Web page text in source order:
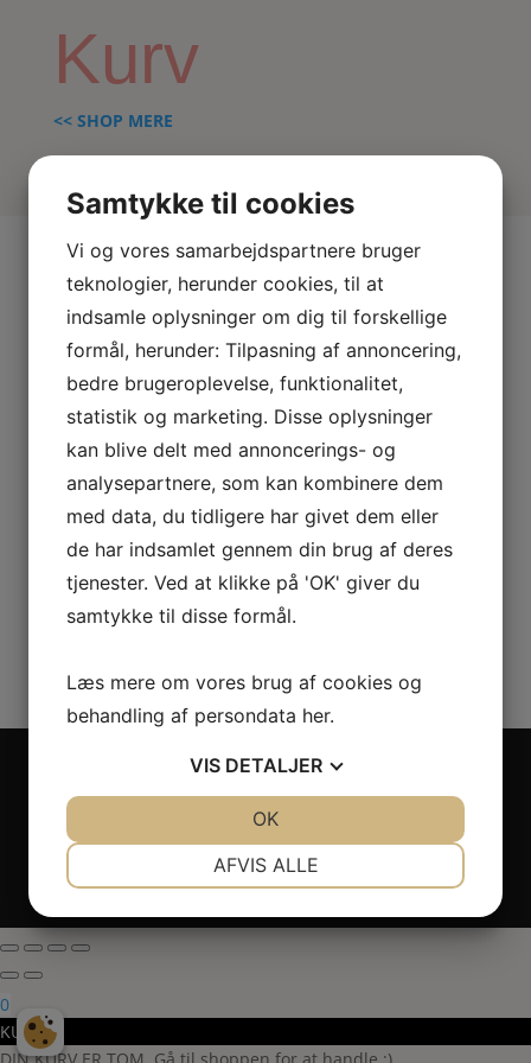
Kurv
<< SHOP MERE
Kurv
Din kurv er tom.
Tilbage til shoppen
Copyright 2024 - All rights reserved RoseLines
billedemateriale.
Betaling - Levering - Garanti & reklamation -
Fortrydelsesret
cookie- og privatlivspolitik-GDPR – GPSR
0
KURV
Samtykke til cookies
Vi og vores samarbejdspartnere bruger
teknologier, herunder cookies, til at
indsamle oplysninger om dig til forskellige
formål, herunder: Tilpasning af annoncering,
bedre brugeroplevelse, funktionalitet,
statistik og marketing. Disse oplysninger
kan blive delt med annoncerings- og
analysepartnere, som kan kombinere dem
med data, du tidligere har givet dem eller
de har indsamlet gennem din brug af deres
tjenester. Ved at klikke på 'OK' giver du
samtykke til disse formål.
Læs mere om vores brug af cookies og
behandling af persondata her.
VIS DETALJER
AFVIS ALLE
OK